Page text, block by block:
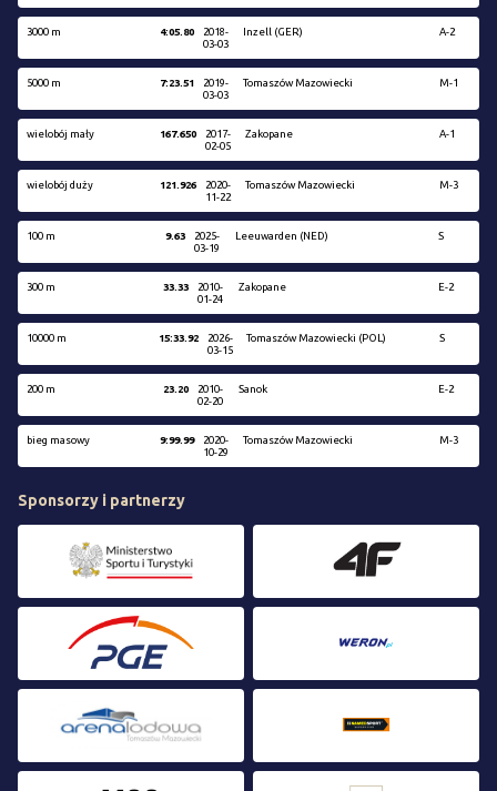
3000 m 4:05.80
2018-
03-03
Inzell (GER) A-2
5000 m 7:23.51
2019-
03-03
Tomaszów Mazowiecki M-1
wielobój mały 167.650
2017-
02-05
Zakopane A-1
wielobój duży 121.926
2020-
11-22
Tomaszów Mazowiecki M-3
100 m 9.63
2025-
03-19
Leeuwarden (NED) S
300 m 33.33
2010-
01-24
Zakopane E-2
10000 m 15:33.92
2026-
03-15
Tomaszów Mazowiecki (POL) S
200 m 23.20
2010-
02-20
Sanok E-2
bieg masowy 9:99.99
2020-
10-29
Tomaszów Mazowiecki M-3
Sponsorzy i partnerzy